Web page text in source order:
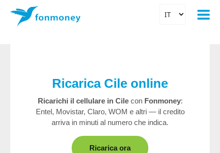
Ricarica Cile online
Ricarichi il cellulare in Cilecon Fonmoney:
Entel, Movistar, Claro, WOM e altri — il credito
arriva in minuti al numero che indica.
Ricarica ora